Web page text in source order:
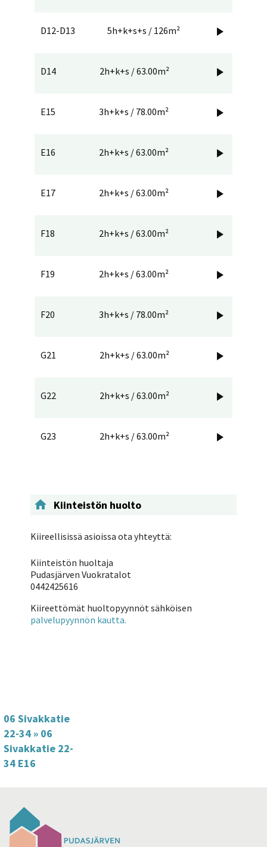
D12-D13 5h+k+s+s / 126m² 
D14 2h+k+s / 63.00m² 
E15 3h+k+s / 78.00m² 
E16 2h+k+s / 63.00m² 
E17 2h+k+s / 63.00m² 
F18 2h+k+s / 63.00m² 
F19 2h+k+s / 63.00m² 
F20 3h+k+s / 78.00m² 
G21 2h+k+s / 63.00m² 
G22 2h+k+s / 63.00m² 
G23 2h+k+s / 63.00m² 
 Kiinteistön huolto
Kiireellisissä asioissa ota yhteyttä:
Kiinteistön huoltaja
Pudasjärven Vuokratalot
0442425616
Kiireettömät huoltopyynnöt sähköisen
palvelupyynnön kautta.
06 Sivakkatie
22-34» 06
Sivakkatie 22-
34 E16